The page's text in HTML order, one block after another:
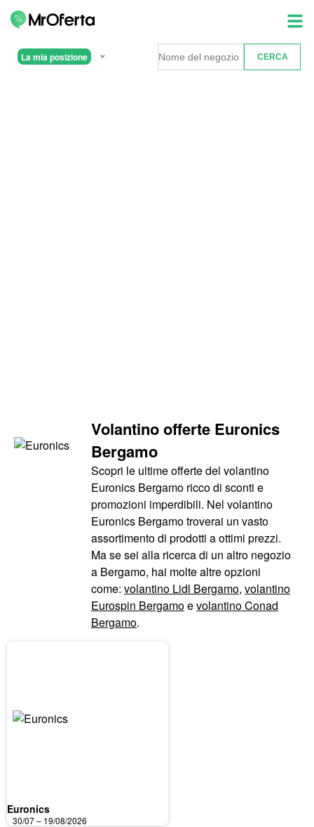
La mia posizione
Volantino offerte Euronics
Bergamo
Scopri le ultime offerte del volantino
Euronics Bergamo ricco di sconti e
promozioni imperdibili. Nel volantino
Euronics Bergamo troverai un vasto
assortimento di prodotti a ottimi prezzi.
Ma se sei alla ricerca di un altro negozio
a Bergamo, hai molte altre opzioni
come: volantino Lidl Bergamo, volantino
Eurospin Bergamoevolantino Conad
Bergamo.
Euronics
30/07 – 19/08/2026